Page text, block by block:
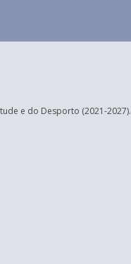
e do Desporto (2021-2027).